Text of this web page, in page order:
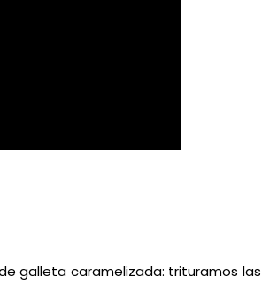
galleta caramelizada: trituramos las